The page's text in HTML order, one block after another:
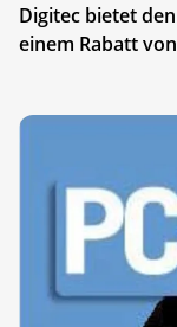
Digitec bietet
einem Rabatt